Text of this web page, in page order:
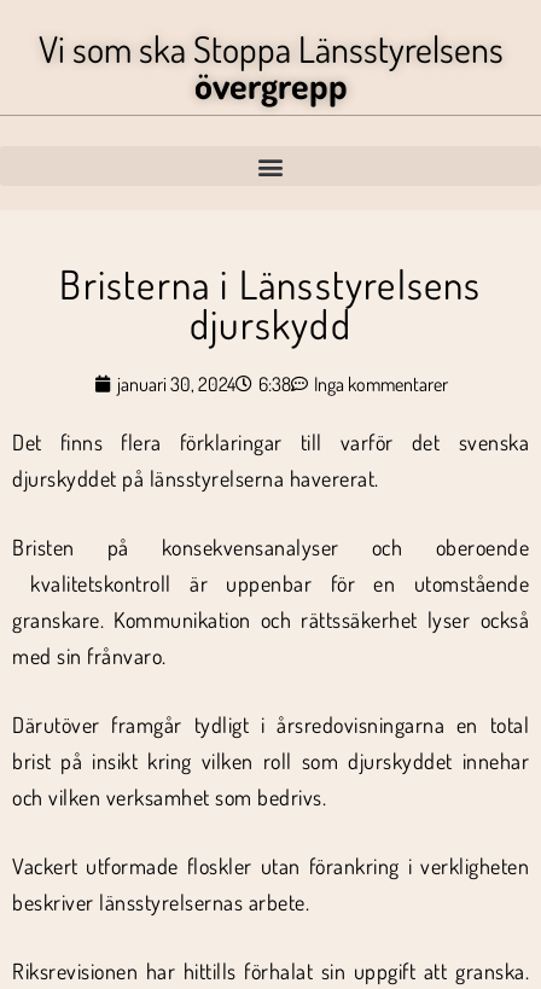
Vi som ska Stoppa Länsstyrelsens
övergrepp
Bristerna i Länsstyrelsens
djurskydd
januari 30, 2024 6:38 Inga kommentarer
Det finns flera förklaringar till varför det svenska
djurskyddet på länsstyrelserna havererat.
Bristen på konsekvensanalyser och oberoende
kvalitetskontroll är uppenbar för en utomstående
granskare. Kommunikation och rättssäkerhet lyser också
med sin frånvaro.
Därutöver framgår tydligt i årsredovisningarna en total
brist på insikt kring vilken roll som djurskyddet innehar
och vilken verksamhet som bedrivs.
Vackert utformade floskler utan förankring i verkligheten
beskriver länsstyrelsernas arbete.
Riksrevisionen har hittills förhalat sin uppgift att granska.